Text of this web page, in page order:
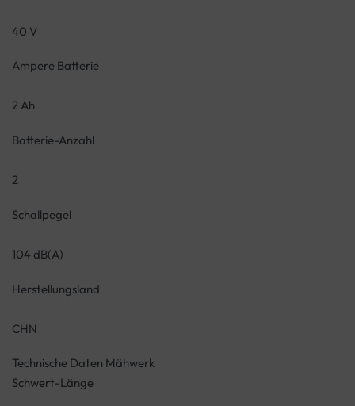
40 V
Ampere Batterie
2 Ah
Batterie-Anzahl
2
Schallpegel
104 dB(A)
Herstellungsland
CHN
Technische Daten Mähwerk
Schwert-Länge